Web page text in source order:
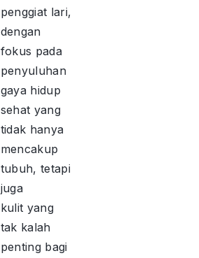
penggiat lari,
dengan
fokus pada
penyuluhan
gaya hidup
sehat yang
tidak hanya
mencakup
tubuh, tetapi
juga
kulit yang
tak kalah
penting bagi